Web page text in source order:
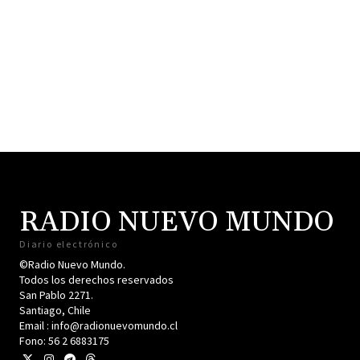
RADIO NUEVO MUNDO
Diario electrónico
©Radio Nuevo Mundo.
Todos los derechos reservados
San Pablo 2271.
Santiago, Chile
Email : info@radionuevomundo.cl
Fono: 56 2 6883175